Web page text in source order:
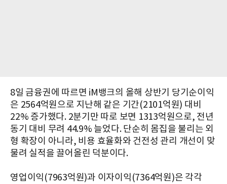
8일 금융권에 따르면 iM뱅크의 올해 상반기 당기순이익
은 2564억원으로 지난해 같은 기간(2101억원) 대비
22% 증가했다. 2분기만 따로 보면 1313억원으로, 전년
동기 대비 무려 44.9% 늘었다. 단순히 몸집을 불리는 외
형 확장이 아니라, 비용 효율화와 건전성 관리 개선이 맞
물려 실적을 끌어올린 덕분이다.
영업이익(7963억원)과 이자이익(7364억원)은 각각